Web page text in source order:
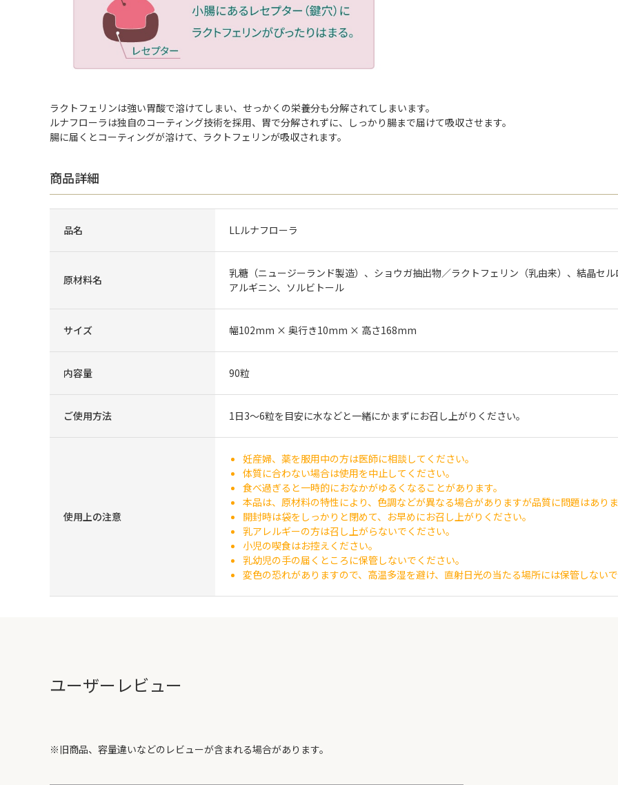
ラクトフェリンは強い胃酸で溶けてしまい、せっかくの栄養分も分解されてしまいます。
ルナフローラは独自のコーティング技術を採用、胃で分解されずに、しっかり腸まで届けて吸収させます。
腸に届くとコーティングが溶けて、ラクトフェリンが吸収されます。
商品詳細
品名 LLルナフローラ
原材料名
乳糖（ニュージーランド製造）、ショウガ抽出物／ラクトフェリン（乳由来）、結晶セ
アルギニン、ソルビトール
サイズ 幅102mm × 奥行き10mm × 高さ168mm
内容量 90粒
ご使用方法 1日3～6粒を目安に水などと一緒にかまずにお召し上がりください。
使用上の注意
妊産婦、薬を服用中の方は医師に相談してください。
体質に合わない場合は使用を中止してください。
食べ過ぎると一時的におなかがゆるくなることがあります。
本品は、原材料の特性により、色調などが異なる場合がありますが品質に問題はありま
開封時は袋をしっかりと閉めて、お早めにお召し上がりください。
乳アレルギーの方は召し上がらないでください。
小児の喫食はお控えください。
乳幼児の手の届くところに保管しないでください。
変色の恐れがありますので、高温多湿を避け、直射日光の当たる場所には保管しないで
ユーザーレビュー
※旧商品、容量違いなどのレビューが含まれる場合があります。